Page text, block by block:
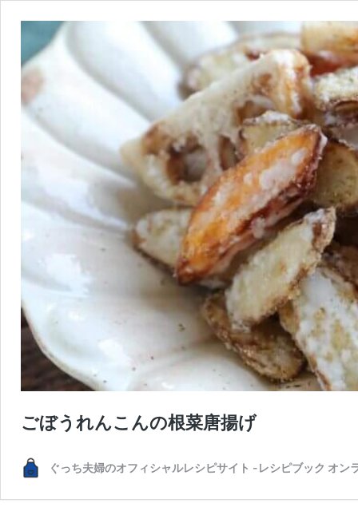
ごぼうれんこんの根菜唐揚げ
ぐっち夫婦のオフィシャルレシピサイト -レシピブック オン